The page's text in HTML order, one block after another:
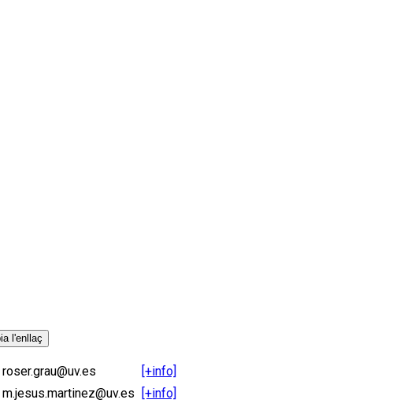
roser.grau@uv.es
[+info]
m.jesus.martinez@uv.es
[+info]